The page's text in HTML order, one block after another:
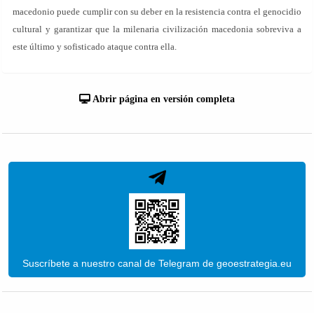
macedonio puede cumplir con su deber en la resistencia contra el genocidio
cultural y garantizar que la milenaria civilización macedonia sobreviva a
este último y sofisticado ataque contra ella.
Abrir página en versión completa
Suscríbete a nuestro canal de Telegram de geoestrategia.eu